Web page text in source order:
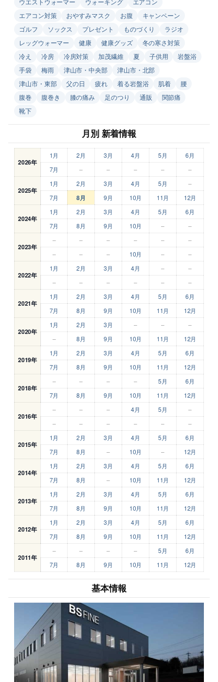
エアコン対策
おやすみマスク お腹
キャンペーン
ゴルフ
ソックス プレゼント ものづくり
ラジオ
レッグウォーマー
健康 健康グッズ
冬の寒さ対策
冷え
冷房 冷房対策 加茂繊維 夏 子供用
岩盤浴
手袋
梅雨 津山市・中央部
津山市・北部
津山市・東部
父の日 疲れ 着る岩盤浴 肌着
腰
腹巻
腹巻き 膝の痛み 足のつり 通販
関節痛
靴下
月別 新着情報
2026年
1月 2月 3月 4月 5月
6月
7月
– – – – –
2025年
1月 2月 3月 4月 5月
–
7月
8月 9月 10月 11月 12月
2024年
1月 2月 3月 4月 5月
6月
7月
8月 9月 10月 – –
2023年
– – – – –
–
–
– – 10月 – –
2022年
1月 2月 3月 4月 –
–
–
– – – – –
2021年
1月 2月 3月 4月 5月
6月
7月
8月 9月 10月 11月 12月
2020年
1月 2月 3月 – –
–
–
8月 9月 10月 11月 12月
2019年
1月 2月 3月 4月 5月
6月
7月
8月 9月 10月 11月 12月
2018年
– – – – 5月
6月
7月
8月 9月 10月 11月 12月
2016年
– – – 4月 5月
–
–
– – – – –
2015年
1月 2月 3月 4月 5月
6月
7月
8月 – 10月 – 12月
2014年
1月 2月 3月 4月 5月
6月
7月
8月 – 10月 11月 12月
2013年
1月 2月 3月 4月 5月
6月
7月
8月 9月 10月 11月 12月
2012年
1月 2月 3月 4月 5月
6月
7月
8月 9月 10月 11月 12月
2011年
– – – – 5月
6月
7月
8月 9月 10月 11月 12月
基本情報